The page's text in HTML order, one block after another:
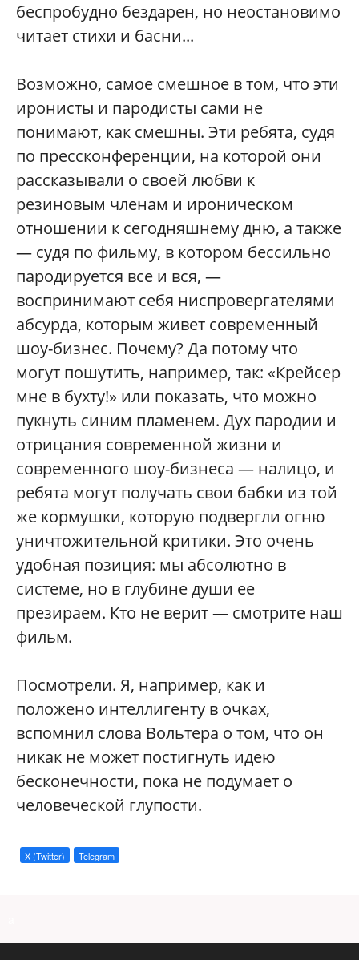
беспробудно бездарен, но неостановимо
читает стихи и басни...
Возможно, самое смешное в том, что эти
иронисты и пародисты сами не
понимают, как смешны. Эти ребята, судя
по прессконференции, на которой они
рассказывали о своей любви к
резиновым членам и ироническом
отношении к сегодняшнему дню, а также
— судя по фильму, в котором бессильно
пародируется все и вся, —
воспринимают себя ниспровергателями
абсурда, которым живет современный
шоу-бизнес. Почему? Да потому что
могут пошутить, например, так: «Крейсер
мне в бухту!» или показать, что можно
пукнуть синим пламенем. Дух пародии и
отрицания современной жизни и
современного шоу-бизнеса — налицо, и
ребята могут получать свои бабки из той
же кормушки, которую подвергли огню
уничтожительной критики. Это очень
удобная позиция: мы абсолютно в
системе, но в глубине души ее
презираем. Кто не верит — смотрите наш
фильм.
Посмотрели. Я, например, как и
положено интеллигенту в очках,
вспомнил слова Вольтера о том, что он
никак не может постигнуть идею
бесконечности, пока не подумает о
человеческой глупости.
X (Twitter) Telegram